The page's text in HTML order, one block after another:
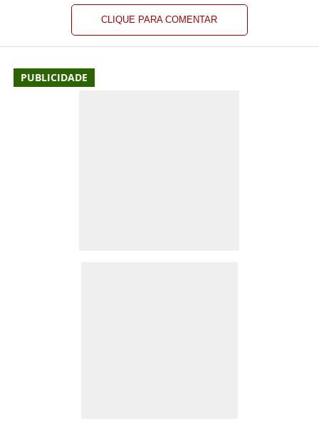
CLIQUE PARA COMENTAR
PUBLICIDADE